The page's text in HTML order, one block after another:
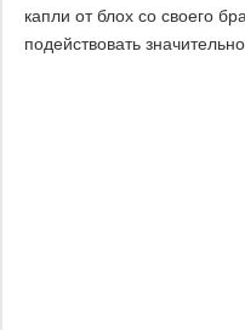
капли от блох со своего
подействовать